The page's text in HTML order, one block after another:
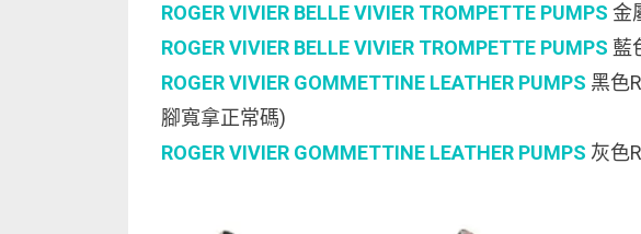
ROGER VIVIER BELLE VIVIER TROMPETTE PUMPS 金
ROGER VIVIER BELLE VIVIER TROMPETTE PUMPS 藍
ROGER VIVIER GOMMETTINE LEATHER PUMPS 黑色
腳寬拿正常碼)
ROGER VIVIER GOMMETTINE LEATHER PUMPS 灰色